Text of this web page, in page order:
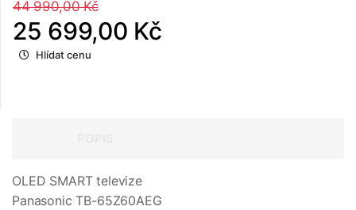
44 990,00 Kč
25 699,00 Kč
Hlídat cenu
OLED SMART televize
Panasonic TB-65Z60AEG